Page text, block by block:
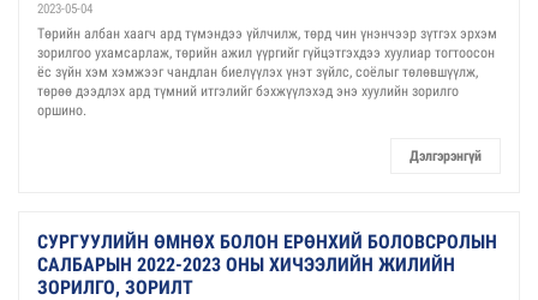
2023-05-04
Төрийн албан хаагч ард түмэндээ үйлчилж, төрд чин үнэнчээр зүтгэх эрхэм
зорилгоо ухамсарлаж, төрийн ажил үүргийг гүйцэтгэхдээ хуулиар тогтоосон
ёс зүйн хэм хэмжээг чандлан биелүүлэх үнэт зүйлс, соёлыг төлөвшүүлж,
төрөө дээдлэх ард түмний итгэлийг бэхжүүлэхэд энэ хуулийн зорилго
оршино.
Дэлгэрэнгүй
СУРГУУЛИЙН ӨМНӨХ БОЛОН ЕРӨНХИЙ БОЛОВСРОЛЫН
САЛБАРЫН 2022-2023 ОНЫ ХИЧЭЭЛИЙН ЖИЛИЙН
ЗОРИЛГО, ЗОРИЛТ